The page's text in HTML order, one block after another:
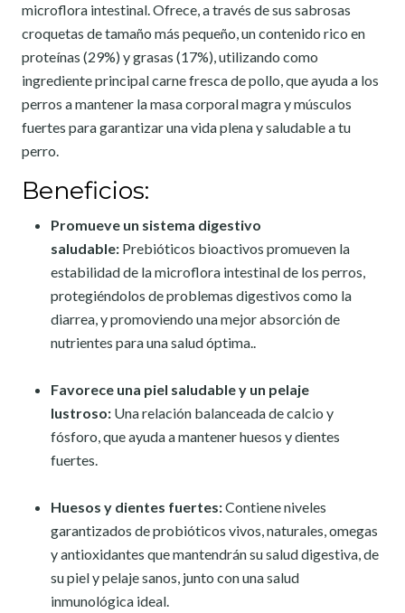
microflora intestinal.Ofrece, a través de sus sabrosas
croquetas de tamaño más pequeño, un contenido rico en
proteínas (29%) y grasas (17%), utilizando como
ingrediente principal carne fresca de pollo, que ayuda a los
perros a mantener la masa corporal magra y músculos
fuertes para garantizar una vida plena y saludable a tu
perro.
Beneficios:
Promueve un sistema digestivo
saludable: Prebióticos bioactivos promueven la
estabilidad de la microflora intestinal de los perros,
protegiéndolos de problemas digestivos como la
diarrea, y promoviendo una mejor absorción de
nutrientes para una salud óptima..
Favorece una piel saludable y un pelaje
lustroso: Una relación balanceada de calcio y
fósforo, que ayuda a mantener huesos y dientes
fuertes.
Huesos y dientes fuertes:Contiene niveles
garantizados de probióticos vivos, naturales, omegas
y antioxidantes que mantendrán su salud digestiva, de
su piel y pelaje sanos, junto con una salud
inmunológica ideal.